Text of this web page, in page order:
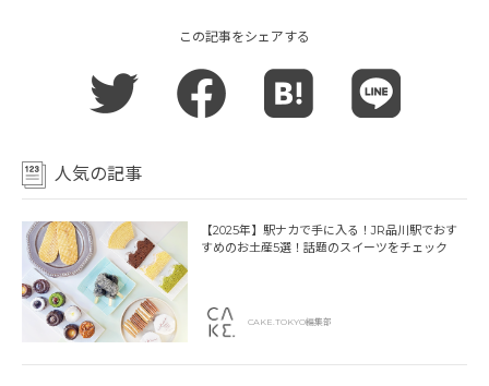
この記事をシェアする
人気の記事
【2025年】駅ナカで手に入る！JR品川駅でおす
すめのお土産5選！話題のスイーツをチェック
CAKE.TOKYO編集部